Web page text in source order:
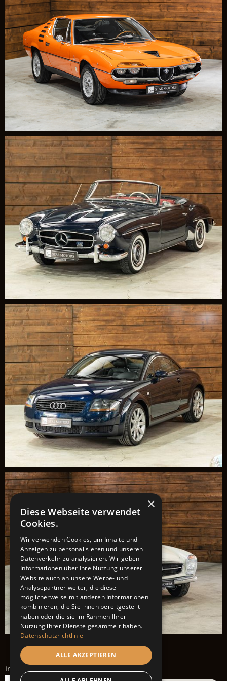
Impressum
×
Diese Webseite verwendet
Cookies.
Wir verwenden Cookies, um Inhalte und
Anzeigen zu personalisieren und unseren
Datenverkehr zu analysieren. Wir geben
Informationen über Ihre Nutzung unserer
Website auch an unsere Werbe- und
Analysepartner weiter, die diese
möglicherweise mit anderen Informationen
kombinieren, die Sie ihnen bereitgestellt
haben oder die sie im Rahmen Ihrer
Nutzung ihrer Dienste gesammelt haben.
Datenschutzrichtlinie
ALLE AKZEPTIEREN